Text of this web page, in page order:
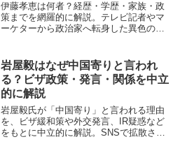
伊藤孝恵は何者？経歴・学歴・家族・政
策までを網羅的に解説。テレビ記者やマ
ーケターから政治家へ転身した異色の経
めています。
岩屋毅はなぜ中国寄りと言われ
る？ビザ政策・発言・関係を中立
的に解説
岩屋毅氏が「中国寄り」と言われる理由
を、ビザ緩和策や外交発言、IR疑惑など
をもとに中立的に解説。SNSで拡散され